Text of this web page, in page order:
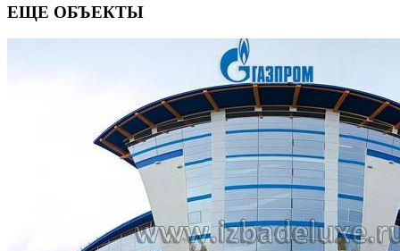
ЕЩЕ ОБЪЕКТЫ